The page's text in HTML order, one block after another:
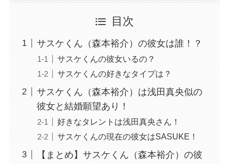
目次
サスケくん（森本裕介）の彼女は誰！？
サスケくんの彼女いるの？
サスケくんの好きなタイプは？
サスケくん（森本裕介）は浅田真央似の
彼女と結婚願望あり！
好きなタレントは浅田真央さん！
サスケくんの現在の彼女はSASUKE！
【まとめ】サスケくん（森本裕介）の彼